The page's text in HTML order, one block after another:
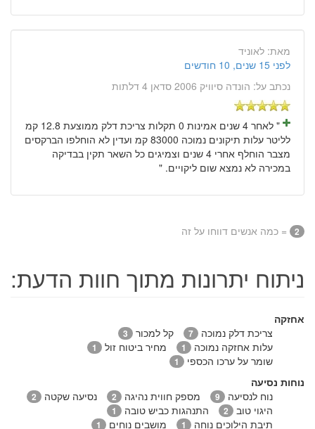
מאת: לאוניד
לפני 15 שנים, 10 חודשים
נכתב על: הונדה סיוויק 2006 סדאן 4 דלתות
" לאחר 4 שנים אמינות 0 תקלות צריכת דלק ממוצעת 12.8 קמ
לליטר עלות תיקונים נמוכה 83000 קמ ועדין לא הוחלפו הברקסים
מצבר הוחלף אחרי 4 שנים וצמיגים כל השאר תקין בבדיקה
במכירה לא נמצא שום ליקויים. "
2 = כמה אנשים דווחו על זה
ניתוח יתרונות מתוך חוות הדעת:
אחזקה
צריכת דלק נמוכה
7 קל למכור 3
עלות אחזקה נמוכה 1 מחיר ביטוח זול 1
שומר על ערכו הכספי 1
נוחות נסיעה
נוח לנסיעה
9 מספק חווית נהיגה 2 נסיעה שקטה 2
היגוי טוב 2 התנהגות כביש טובה 1
תיבת הילוכים נוחה 1 מושבים נוחים 1